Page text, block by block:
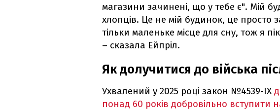
магазини зачинені, що у тебе є". Мій
хлопців. Це не мій будинок, це просто
тільки маленьке місце для сну, тож я
– сказала Ейпріл.
Як долучитися до війська
Ухвалений у 2025 році закон №4539-ІХ
понад 60 років добровільно вступити